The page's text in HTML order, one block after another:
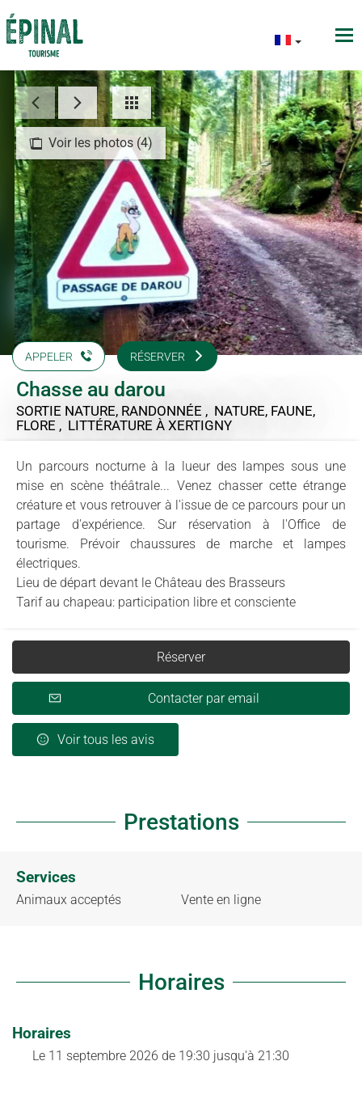
Voir les photos (4)
APPELER RÉSERVER
Chasse au darou
SORTIE NATURE, RANDONNÉE , NATURE, FAUNE,
FLORE , LITTÉRATURE À XERTIGNY
Un parcours nocturne à la lueur des lampes sous une
mise en scène théâtrale... Venez chasser cette étrange
créature et vous retrouver à l'issue de ce parcours pour un
partage d'expérience. Sur réservation à l'Office de
tourisme. Prévoir chaussures de marche et lampes
électriques.
Lieu de départ devant le Château des Brasseurs
Tarif au chapeau: participation libre et consciente
Réserver
Contacter par email
Voir tous les avis
Prestations
Services
Animaux acceptés Vente en ligne
Horaires
Horaires
Le 11 septembre 2026 de 19:30 jusqu'à 21:30